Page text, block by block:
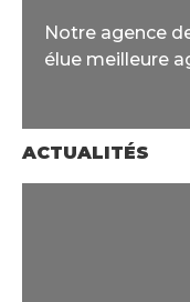
Notre agence
élue meilleure
ACTUALITÉS